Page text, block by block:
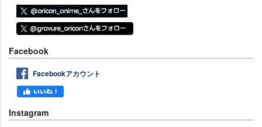
Facebook
Facebookアカウント
Instagram